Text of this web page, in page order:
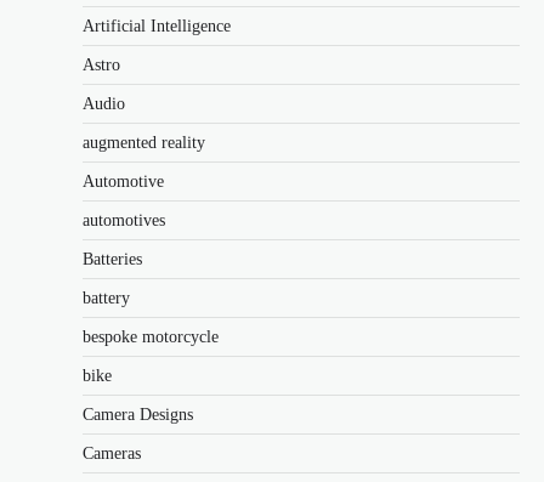
Artificial Intelligence
Astro
Audio
augmented reality
Automotive
automotives
Batteries
battery
bespoke motorcycle
bike
Camera Designs
Cameras